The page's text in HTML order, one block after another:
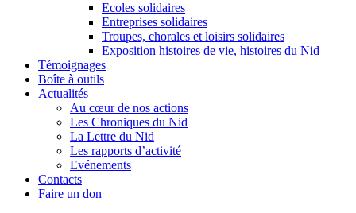
Ecoles solidaires
Entreprises solidaires
Troupes, chorales et loisirs solidaires
Exposition histoires de vie, histoires du Nid
Témoignages
Boîte à outils
Actualités
Au cœur de nos actions
Les Chroniques du Nid
La Lettre du Nid
Les rapports d’activité
Evénements
Contacts
Faire un don